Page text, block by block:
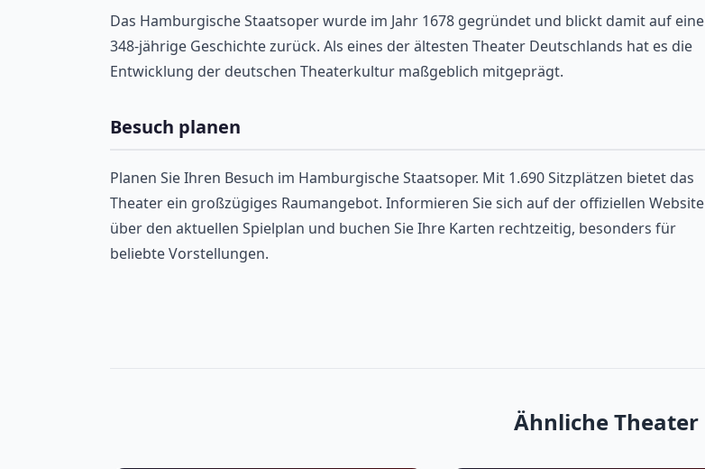
Das Hamburgische Staatsoper wurde im Jahr 1678 gegründet und blickt damit auf eine
348-jährige Geschichte zurück. Als eines der ältesten Theater Deutschlands hat es die
Entwicklung der deutschen Theaterkultur maßgeblich mitgeprägt.
Besuch planen
Planen Sie Ihren Besuch im Hamburgische Staatsoper. Mit 1.690 Sitzplätzen bietet das
Theater ein großzügiges Raumangebot. Informieren Sie sich auf der offiziellen Website
über den aktuellen Spielplan und buchen Sie Ihre Karten rechtzeitig, besonders für
beliebte Vorstellungen.
Ähnliche Theater